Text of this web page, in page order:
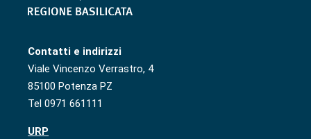
Contatti e indirizzi
Viale Vincenzo Verrastro, 4
85100 Potenza PZ
Tel 0971 661111
URP